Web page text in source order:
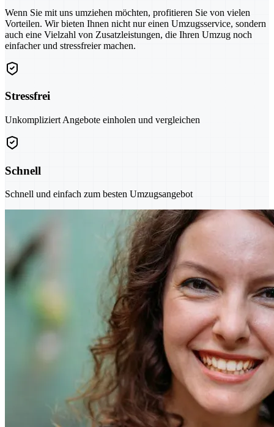
Wenn Sie mit uns umziehen möchten, profitieren Sie von vielen
Vorteilen. Wir bieten Ihnen nicht nur einen Umzugsservice, sondern
auch eine Vielzahl von Zusatzleistungen, die Ihren Umzug noch
einfacher und stressfreier machen.
Stressfrei
Unkompliziert Angebote einholen und vergleichen
Schnell
Schnell und einfach zum besten Umzugsangebot